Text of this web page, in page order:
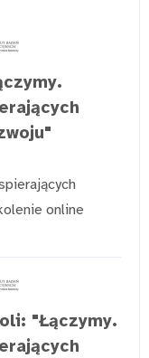
online
"Łączymy.